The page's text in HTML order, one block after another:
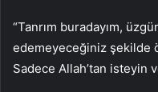
“Tanrım buradayım,
edemeyeceğiniz şekilde
Sadece Allah’tan isteyin